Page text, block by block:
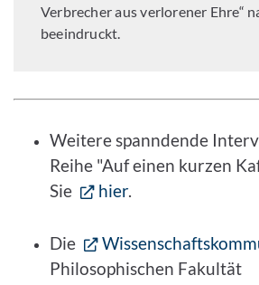
Verbrecher aus verlorener Ehre“
beeindruckt.
Weitere spanndende
Reihe "Auf einen kurzen
Sie
hier.
Die
Philosophischen Fakultät